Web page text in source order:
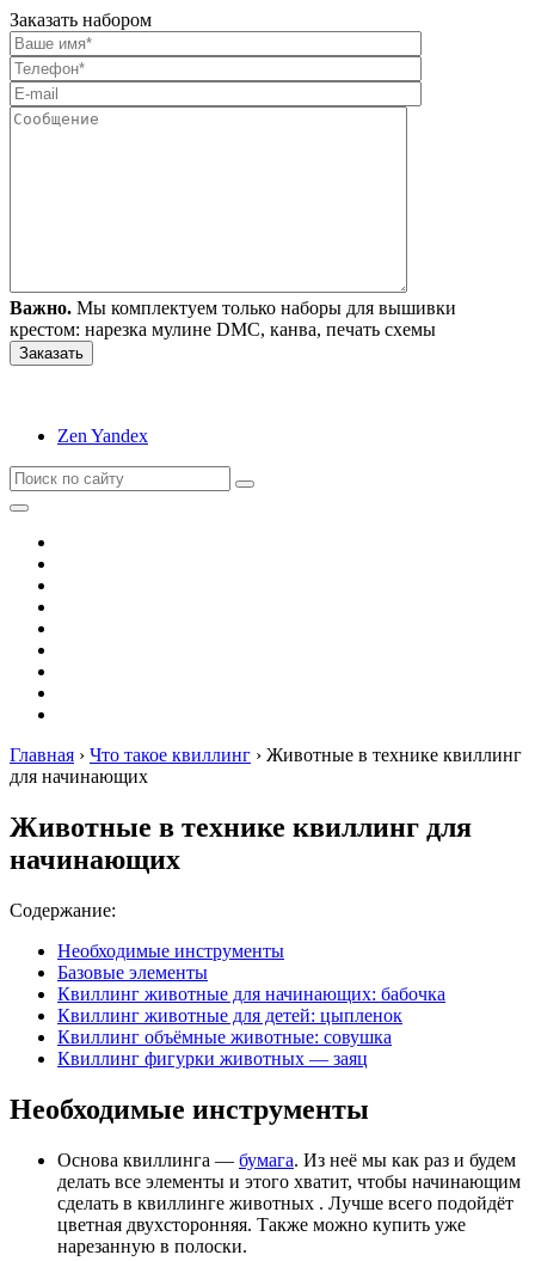
Заказать набором
Важно. Мы комплектуем только наборы для вышивки
крестом: нарезка мулине DMC, канва, печать схемы
Zen Yandex
Главная › Что такое квиллинг › Животные в технике квиллинг
для начинающих
Животные в технике квиллинг для
начинающих
Содержание:
Необходимые инструменты
Базовые элементы
Квиллинг животные для начинающих: бабочка
Квиллинг животные для детей: цыпленок
Квиллинг объёмные животные: совушка
Квиллинг фигурки животных — заяц
Необходимые инструменты
Основа квиллинга — бумага. Из неё мы как раз и будем
делать все элементы и этого хватит, чтобы начинающим
сделать в квиллинге животных . Лучше всего подойдёт
цветная двухсторонняя. Также можно купить уже
нарезанную в полоски.